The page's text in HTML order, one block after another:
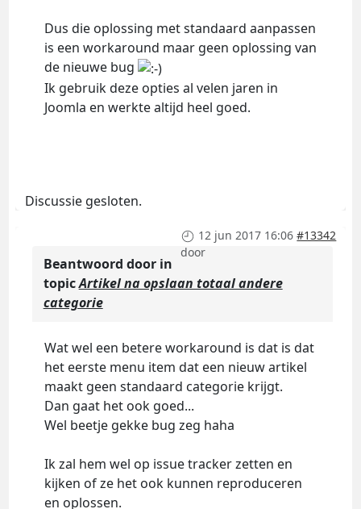
Dus die oplossing met standaard aanpassen
is een workaround maar geen oplossing van
de nieuwe bug
Ik gebruik deze opties al velen jaren in
Joomla en werkte altijd heel goed.
Discussie gesloten.
12 jun 2017 16:06 #13342
door
Beantwoord door in
topicArtikel na opslaan totaal andere
categorie
Wat wel een betere workaround is dat is dat
het eerste menu item dat een nieuw artikel
maakt geen standaard categorie krijgt.
Dan gaat het ook goed...
Wel beetje gekke bug zeg haha
Ik zal hem wel op issue tracker zetten en
kijken of ze het ook kunnen reproduceren
en oplossen.